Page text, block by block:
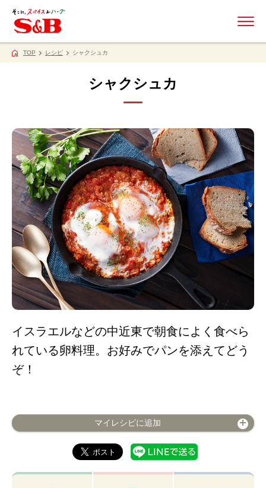
TOP レシピ シャクシュカ
シャクシュカ
イスラエルなどの中近東で朝食によく食べら
れている卵料理。お好みでパンを添えてどう
ぞ！
マイレシピに追加